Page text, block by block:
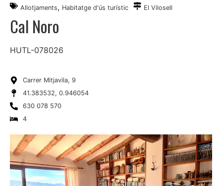
Allotjaments, Habitatge d'ús turístic El Vilosell
Cal Noro
HUTL-078026
Carrer Mitjavila, 9
41.383532, 0.946054
630 078 570
4